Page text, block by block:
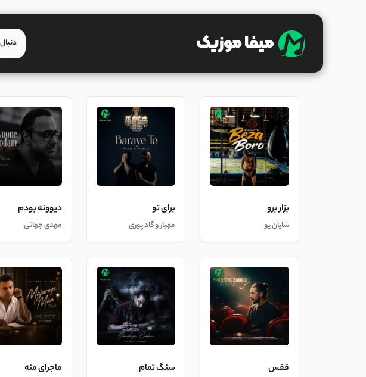
بزار برو
شایان یو
برای تو
مهیار و گاد پوری
دیوونه بودم
مهدی جهانی
قفس سنگ تمام ماجرای منه